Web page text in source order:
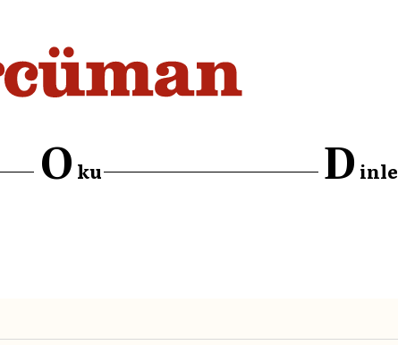
O ku D inle